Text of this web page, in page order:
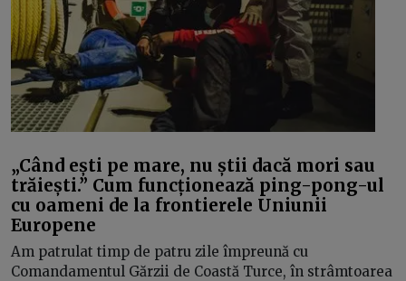
„Când ești pe mare, nu știi dacă mori sau
trăiești.” Cum funcționează ping-pong-ul
cu oameni de la frontierele Uniunii
Europene
Am patrulat timp de patru zile împreună cu
Comandamentul Gărzii de Coastă Turce, în strâmtoarea